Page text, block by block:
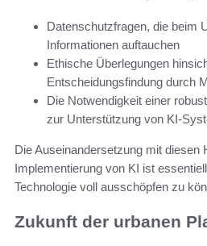
Datenschutzfragen, die beim
Informationen auftauchen
Ethische Überlegungen
Entscheidungsfindung durch
Die Notwendigkeit einer
zur Unterstützung von KI-
Die Auseinandersetzung mit diesen
Implementierung von KI ist
Technologie voll ausschöpfen zu
Zukunft der urbanen